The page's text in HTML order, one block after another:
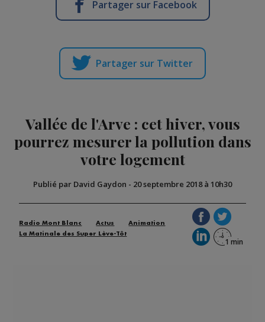
Partager sur Facebook
Partager sur Twitter
Vallée de l'Arve : cet hiver, vous
pourrez mesurer la pollution dans
votre logement
Publié par David Gaydon - 20 septembre 2018 à 10h30
Radio Mont Blanc Actus
Animation
La Matinale des Super Lève-Tôt